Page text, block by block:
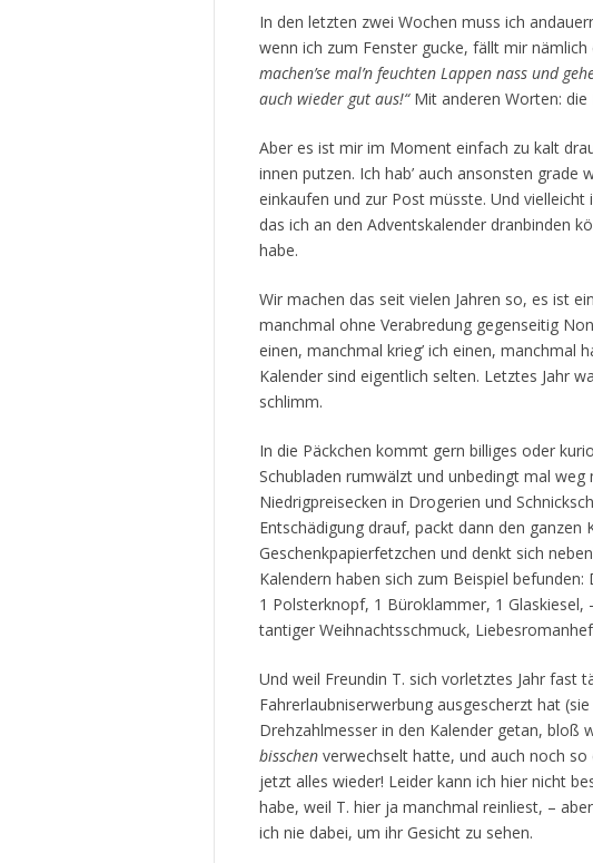
In den letzten zwei Wochen muss ich
wenn ich zum Fenster gucke, fällt mir
machen’se mal’n feuchten Lappen nass und
auch wieder gut aus!“Mit anderen Worten: die
Aber es ist mir im Moment einfach zu kalt
innen putzen. Ich hab’ auch ansonsten
einkaufen und zur Post müsste. Und
das ich an den Adventskalender dranbinden
habe.
Wir machen das seit vielen Jahren so, es ist
manchmal ohne Verabredung gegenseitig
einen, manchmal krieg’ ich einen, manchmal
Kalender sind eigentlich selten. Letztes Jahr
schlimm.
In die Päckchen kommt gern billiges oder
Schubladen rumwälzt und unbedingt mal
Niedrigpreisecken in Drogerien und
Entschädigung drauf, packt dann den ganzen
Geschenkpapierfetzchen und denkt sich
Kalendern haben sich zum Beispiel befunden:
1 Polsterknopf, 1 Büroklammer, 1
tantiger Weihnachtsschmuck,
Und weil Freundin T. sich vorletztes Jahr fast
Fahrerlaubniserwerbung ausgescherzt hat
Drehzahlmesser in den Kalender getan, bloß
bisschen verwechselt hatte, und auch noch
jetzt alles wieder! Leider kann ich hier nicht
habe, weil T. hier ja manchmal reinliest, –
ich nie dabei, um ihr Gesicht zu sehen.